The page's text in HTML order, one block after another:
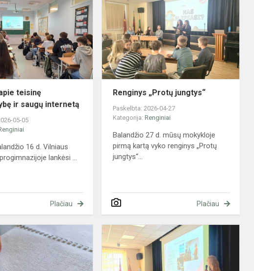
apie
atsakomybę
ir
saugų
internetą
teisinę
ir saugų internetą
05-05
16 d. Vilniaus
lankėsi ...
Plačiau
Renginys „Protų jungtys“
Paskelbta: 2026-04-27
Kategorija:Renginiai
Balandžio 27 d. mūsų mokykloje
pirmą kartą vyko renginys „Protų
jungtys“...
Plačiau
Edukacija
„Pažintis
su
neregio